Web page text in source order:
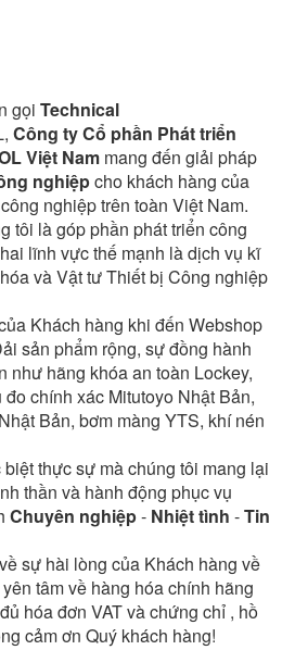
gọiTechnical
Công ty Cổ phần Phát triển
Việt Nam mang đến giải pháp
nghiệpcho khách hàng của
nghiệp trên toàn Việt Nam.
tôi là góp phần phát triển công
lĩnh vực thế mạnh là dịch vụ kĩ
và Vật tư Thiết bị Công nghiệp
Khách hàng khi đến Webshop
sản phẩm rộng, sự đồng hành
như hãng khóa an toàn Lockey,
chính xác Mitutoyo Nhật Bản,
Bản, bơm màng YTS, khí nén
thực sự mà chúng tôi mang lại
thần và hành động phục vụ
Chuyên nghiệp- Nhiệt tình -Tin
sự hài lòng của Khách hàng về
tâm về hàng hóa chính hãng
hóa đơn VAT và chứng chỉ , hồ
cảm ơn Quý khách hàng!